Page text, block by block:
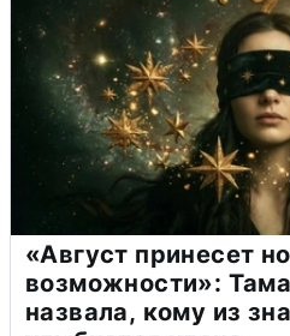
«Август принесет
возможности»:
назвала, кому из